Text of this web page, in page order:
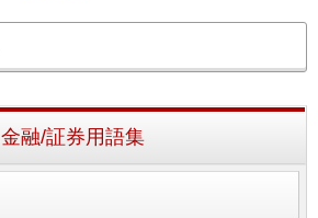
金融/証券用語集